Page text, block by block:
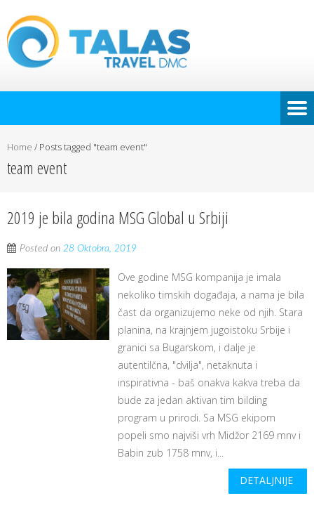
Home / Posts tagged "team event"
team event
2019 je bila godina MSG Global u Srbiji
Posted on 28 Oktobra, 2019
Ove godine MSG kompanija je imala
nekoliko timskih događaja, a nama je bila
čast da organizujemo neke od njih. Stara
planina, na krajnjem jugoistoku Srbije i
granici sa Bugarskom, i dalje je
autentilčna, "dvilja", netaknuta i
inspirativna - baš onakva kakva treba da
bude za jedan aktivan tim bilding
program u prirodi. Sa MSG ekipom
popeli smo najviši vrh Midžor 2169 mnv i
Babin zub 1758 mnv, i...
DETALJNIJE